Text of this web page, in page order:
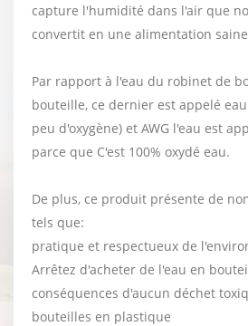
capture l'humidité dans l'air que
convertit en une alimentation
Par rapport à l'eau du robinet de
bouteille, ce dernier est appelé
peu d'oxygène) et AWG l'eau est
parce que C'est 100% oxydé eau.
De plus, ce produit présente de
tels que:
pratique et respectueux de
Arrêtez d'acheter de l'eau en
conséquences d'aucun déchet
bouteilles en plastique